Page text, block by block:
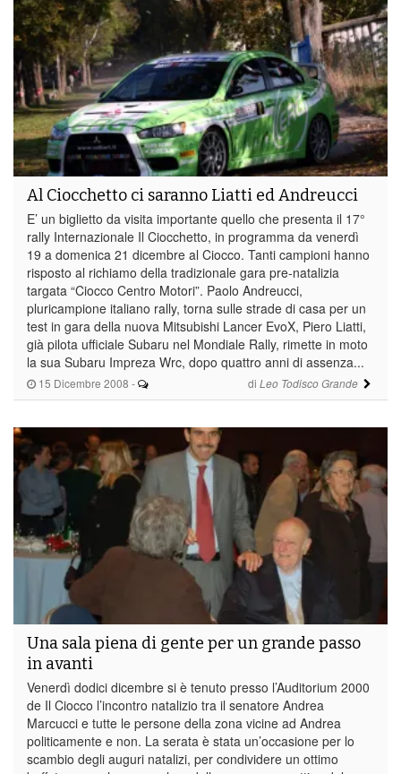
15 Dicembre 2008 - di Leo Todisco Grande
Al Ciocchetto ci saranno Liatti ed Andreucci
E’ un biglietto da visita importante quello che presenta il 17°
rally Internazionale Il Ciocchetto, in programma da venerdì
19 a domenica 21 dicembre al Ciocco. Tanti campioni hanno
risposto al richiamo della tradizionale gara pre-natalizia
targata “Ciocco Centro Motori”. Paolo Andreucci,
pluricampione italiano rally, torna sulle strade di casa per un
test in gara della nuova Mitsubishi Lancer EvoX, Piero Liatti,
già pilota ufficiale Subaru nel Mondiale Rally, rimette in moto
la sua Subaru Impreza Wrc, dopo quattro anni di assenza...
Una sala piena di gente per un grande passo
in avanti
Venerdì dodici dicembre si è tenuto presso l’Auditorium 2000
de Il Ciocco l’incontro natalizio tra il senatore Andrea
Marcucci e tutte le persone della zona vicine ad Andrea
politicamente e non. La serata è stata un’occasione per lo
scambio degli auguri natalizi, per condividere un ottimo